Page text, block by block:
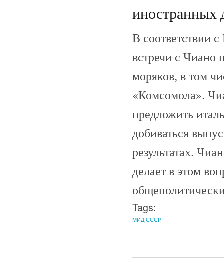
В соответствии
встречи с Чиано
моряков, в том
«Комсомола».
предложить
добиваться
результатах.
делает в этом
Tags:
МИД СССР